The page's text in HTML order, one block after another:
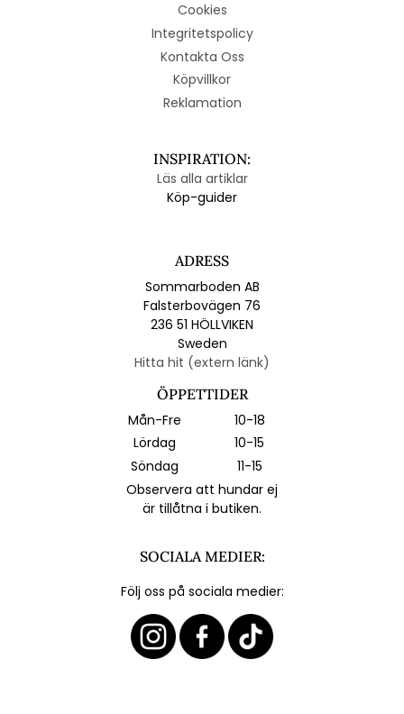
Cookies
Integritetspolicy
Kontakta Oss
Köpvillkor
Reklamation
INSPIRATION:
Läs alla artiklar
Köp-guider
ADRESS
Sommarboden AB
Falsterbovägen 76
236 51 HÖLLVIKEN
Sweden
Hitta hit (extern länk)
ÖPPETTIDER
Mån-Fre
10-18
Lördag
10-15
Söndag
11-15
Observera att hundar ej
är tillåtna i butiken.
SOCIALA MEDIER:
Följ oss på sociala medier: